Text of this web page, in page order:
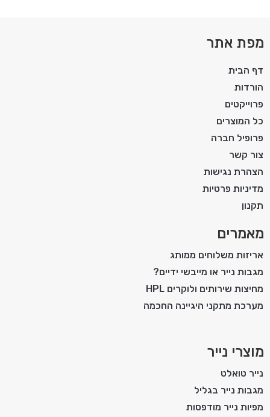
מפת אתר
דף הבית
הורדות
פרוייקטים
כל המוצרים
פרופיל חברה
צור קשר
הצהרת נגישות
מדיניות פרטיות
תקנון
מאמרים
אריזות משלוחים ממותג
מגבות נייר או מייבשי ידיים?
מחיצות שירותים ולוקרים HPL
מערכת מתקני היגיינה החכמה
מוצרי נייר
נייר טואלט
מגבות נייר בגליל
מפיות נייר מודפסות